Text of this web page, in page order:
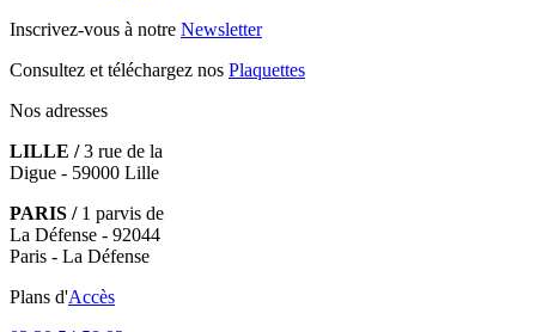
Inscrivez-vous à notre Newsletter
Consultez et téléchargez nos Plaquettes
Nos adresses
LILLE /3 rue de la
Digue - 59000 Lille
PARIS /1 parvis de
La Défense - 92044
Paris - La Défense
Plans d'Accès